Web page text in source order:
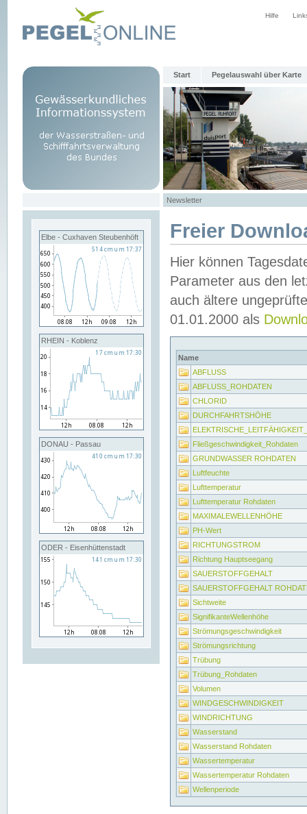
Hilfe
Start Pegelauswahl über Karte
Newsletter
Elbe - Cuxhaven Steubenhöft
RHEIN - Koblenz
DONAU - Passau
ODER - Eisenhüttenstadt
Freier
Hier können
Parameter aus den
auch ältere
01.01.2000 als
Name
ABFLUSS
ABFLUSS_ROHDATEN
CHLORID
DURCHFAHRTSHÖHE
Fließgeschwindigkeit_Rohdaten
GRUNDWASSER ROHDATEN
Luftfeuchte
Lufttemperatur
Lufttemperatur Rohdaten
MAXIMALEWELLENHÖHE
PH-Wert
RICHTUNGSTROM
Richtung Hauptseegang
SAUERSTOFFGEHALT
SAUERSTOFFGEHALT
Sichtweite
SignifikanteWellenhöhe
Strömungsgeschwindigkeit
Strömungsrichtung
Trübung
Trübung_Rohdaten
Volumen
WINDGESCHWINDIGKEIT
WINDRICHTUNG
Wasserstand
Wasserstand Rohdaten
Wassertemperatur
Wassertemperatur Rohdaten
Wellenperiode